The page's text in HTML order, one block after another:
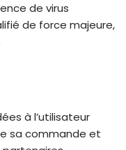
de virus
de force majeure,
à l’utilisateur
sa commande et